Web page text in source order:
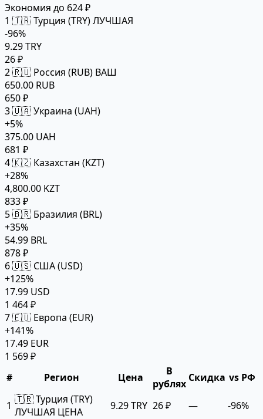
Экономия до 624 ₽
1 🇹🇷 Турция (TRY)ЛУЧШАЯ
-96%
9.29 TRY
26 ₽
2🇷🇺 Россия (RUB) ВАШ
650.00 RUB
650 ₽
3🇺🇦 Украина (UAH)
+5%
375.00 UAH
681 ₽
4🇰🇿 Казахстан (KZT)
+28%
4,800.00 KZT
833 ₽
5🇧🇷 Бразилия (BRL)
+35%
54.99 BRL
878 ₽
6🇺🇸 США (USD)
+125%
17.99 USD
1 464 ₽
7🇪🇺 Европа (EUR)
+141%
17.49 EUR
1 569 ₽
#
Регион Цена
В
рублях Скидка vs РФ
1 🇹🇷 Турция (TRY)
ЛУЧШАЯ ЦЕНА
9.29 TRY 26 ₽ — -96%